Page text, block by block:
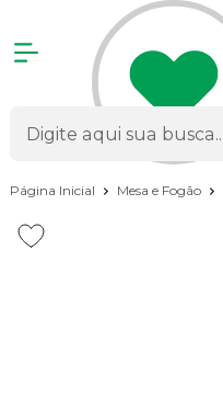
Página Inicial Mesa e Fogão